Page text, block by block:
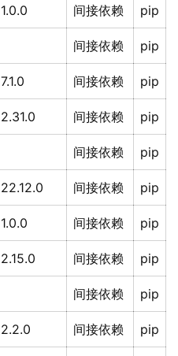
1.0.0 间接依赖 pip
间接依赖 pip
7.1.0 间接依赖 pip
2.31.0 间接依赖 pip
间接依赖 pip
22.12.0 间接依赖 pip
1.0.0 间接依赖 pip
2.15.0 间接依赖 pip
间接依赖 pip
2.2.0 间接依赖 pip